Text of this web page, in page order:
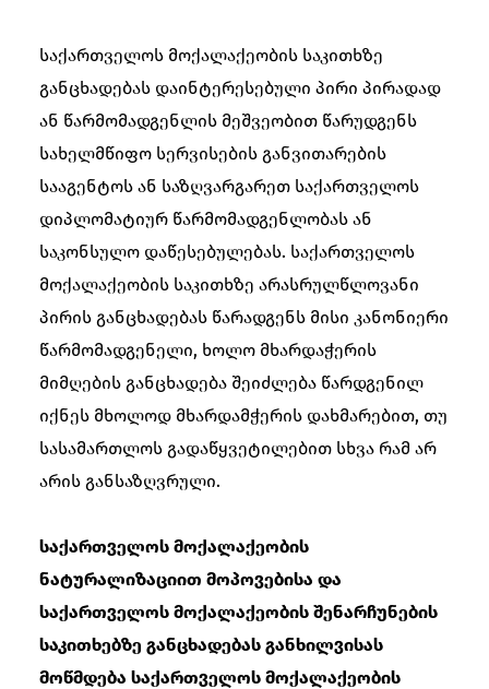
საქართველოს მოქალაქეობის საკითხზე
განცხადებას დაინტერესებული პირი პირადად
ან წარმომადგენლის მეშვეობით წარუდგენს
სახელმწიფო სერვისების განვითარების
სააგენტოს ან საზღვარგარეთ საქართველოს
დიპლომატიურ წარმომადგენლობას ან
საკონსულო დაწესებულებას. საქართველოს
მოქალაქეობის საკითხზე არასრულწლოვანი
პირის განცხადებას წარადგენს მისი კანონიერი
წარმომადგენელი, ხოლო მხარდაჭერის
მიმღების განცხადება შეიძლება წარდგენილ
იქნეს მხოლოდ მხარდამჭერის დახმარებით, თუ
სასამართლოს გადაწყვეტილებით სხვა რამ არ
არის განსაზღვრული.
საქართველოს მოქალაქეობის
ნატურალიზაციით მოპოვებისა და
საქართველოს მოქალაქეობის შენარჩუნების
საკითხებზე განცხადებას განხილვისას
მოწმდება საქართველოს მოქალაქეობის